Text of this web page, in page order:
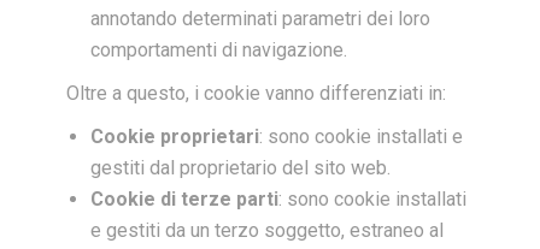
annotando determinati parametri dei loro
comportamenti di navigazione.
Oltre a questo, i cookie vanno differenziati in:
Cookie proprietari: sono cookie installati e
gestiti dal proprietario del sito web.
Cookie di terze parti: sono cookie installati
e gestiti da un terzo soggetto, estraneo al